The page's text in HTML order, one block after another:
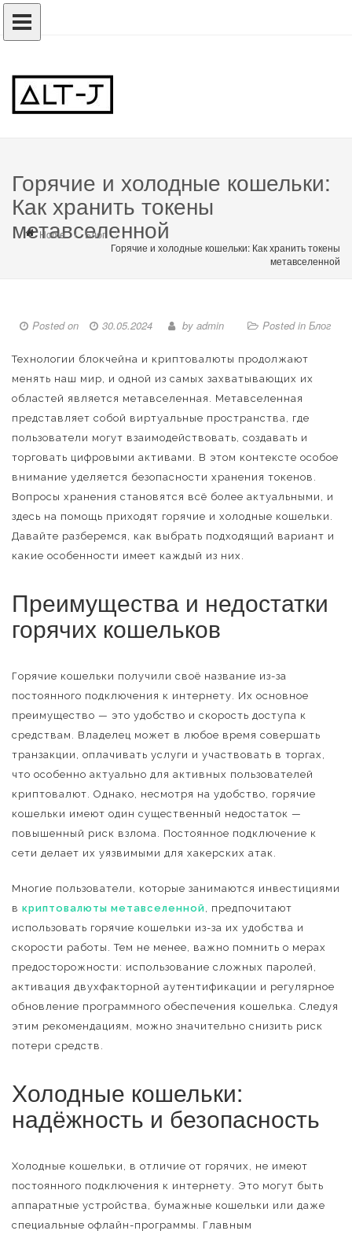
Горячие и холодные кошельки:
Как хранить токены
метавселенной
Home
Блог
Горячие и холодные кошельки: Как хранить токены
метавселенной
Posted on 30.05.2024 by admin Posted in Блог
Технологии блокчейна и криптовалюты продолжают
менять наш мир, и одной из самых захватывающих их
областей является метавселенная. Метавселенная
представляет собой виртуальные пространства, где
пользователи могут взаимодействовать, создавать и
торговать цифровыми активами. В этом контексте особое
внимание уделяется безопасности хранения токенов.
Вопросы хранения становятся всё более актуальными, и
здесь на помощь приходят горячие и холодные кошельки.
Давайте разберемся, как выбрать подходящий вариант и
какие особенности имеет каждый из них.
Преимущества и недостатки
горячих кошельков
Горячие кошельки получили своё название из-за
постоянного подключения к интернету. Их основное
преимущество — это удобство и скорость доступа к
средствам. Владелец может в любое время совершать
транзакции, оплачивать услуги и участвовать в торгах,
что особенно актуально для активных пользователей
криптовалют. Однако, несмотря на удобство, горячие
кошельки имеют один существенный недостаток —
повышенный риск взлома. Постоянное подключение к
сети делает их уязвимыми для хакерских атак.
Многие пользователи, которые занимаются инвестициями
в криптовалюты метавселенной, предпочитают
использовать горячие кошельки из-за их удобства и
скорости работы. Тем не менее, важно помнить о мерах
предосторожности: использование сложных паролей,
активация двухфакторной аутентификации и регулярное
обновление программного обеспечения кошелька. Следуя
этим рекомендациям, можно значительно снизить риск
потери средств.
Холодные кошельки:
надёжность и безопасность
Холодные кошельки, в отличие от горячих, не имеют
постоянного подключения к интернету. Это могут быть
аппаратные устройства, бумажные кошельки или даже
специальные офлайн-программы. Главным